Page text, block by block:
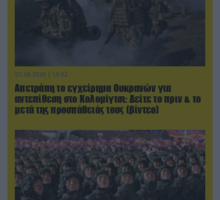
07.08.2026 | 19:02
Απετράπη το εγχείρημα Ουκρανών για
αντεπίθεση στο Κολομίγτσι: Δείτε το πριν & το
μετά της προσπάθειάς τους (βίντεο)